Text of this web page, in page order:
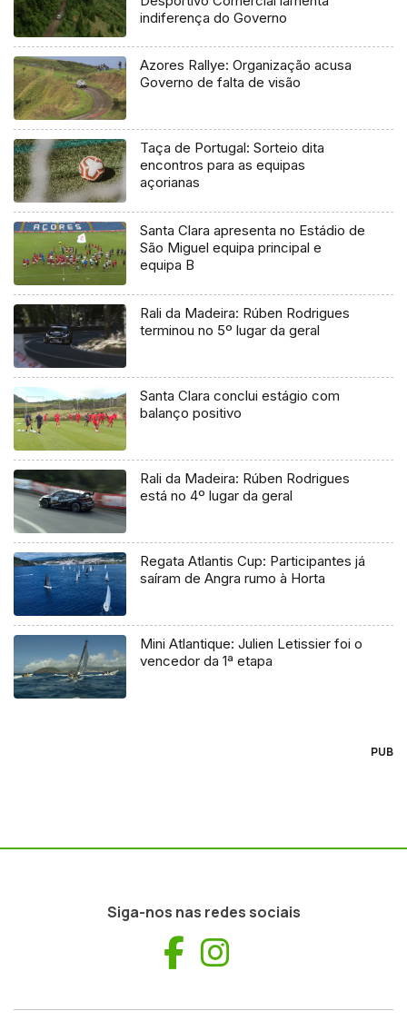
indiferença do Governo
Azores Rallye: Organização acusa
Governo de falta de visão
Taça de Portugal: Sorteio dita
encontros para as equipas
açorianas
Santa Clara apresenta no Estádio de
São Miguel equipa principal e
equipa B
Rali da Madeira: Rúben Rodrigues
terminou no 5º lugar da geral
Santa Clara conclui estágio com
balanço positivo
Rali da Madeira: Rúben Rodrigues
está no 4º lugar da geral
Regata Atlantis Cup: Participantes já
saíram de Angra rumo à Horta
Mini Atlantique: Julien Letissier foi o
vencedor da 1ª etapa
PUB
Siga-nos nas redes sociais
Facebook